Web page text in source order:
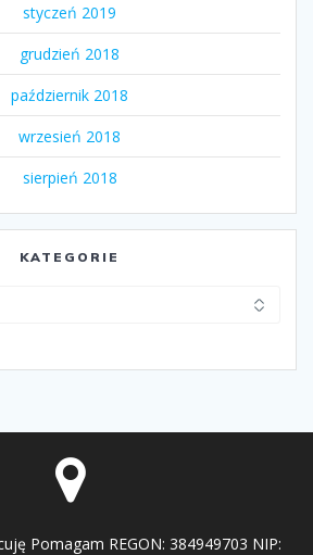
styczeń 2019
grudzień 2018
październik 2018
wrzesień 2018
sierpień 2018
KATEGORIE
Pomagam REGON: 384949703 NIP: